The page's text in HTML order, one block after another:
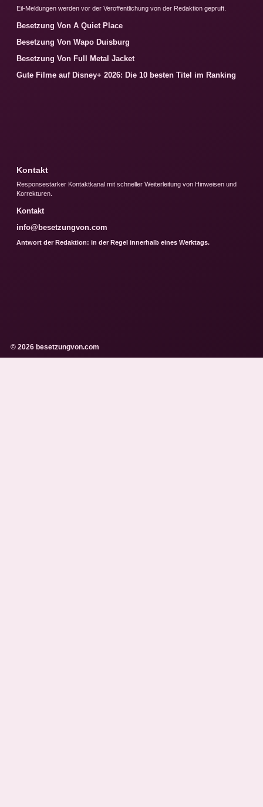
Eil-Meldungen werden vor der Veroffentlichung von der Redaktion gepruft.
Besetzung Von A Quiet Place
Besetzung Von Wapo Duisburg
Besetzung Von Full Metal Jacket
Gute Filme auf Disney+ 2026: Die 10 besten Titel im Ranking
Kontakt
Responsestarker Kontaktkanal mit schneller Weiterleitung von Hinweisen und
Korrekturen.
Kontakt
info@besetzungvon.com
Antwort der Redaktion: in der Regel innerhalb eines Werktags.
© 2026 besetzungvon.com